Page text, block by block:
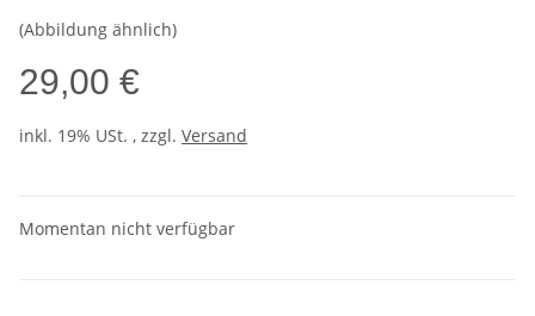
(Abbildung ähnlich)
29,00 €
inkl. 19% USt. , zzgl. Versand
Momentan nicht verfügbar